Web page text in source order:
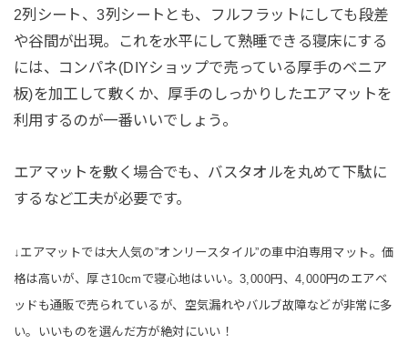
2列シート、3列シートとも、フルフラットにしても段差
や谷間が出現。これを水平にして熟睡できる寝床にする
には、コンパネ(DIYショップで売っている厚手のベニア
板)を加工して敷くか、厚手のしっかりしたエアマットを
利用するのが一番いいでしょう。
エアマットを敷く場合でも、バスタオルを丸めて下駄に
するなど工夫が必要です。
↓エアマットでは大人気の”オンリースタイル”の車中泊専用マット。価
格は高いが、厚さ10cmで寝心地はいい。3,000円、4,000円のエアベ
ッドも通販で売られているが、空気漏れやバルブ故障などが非常に多
い。いいものを選んだ方が絶対にいい！